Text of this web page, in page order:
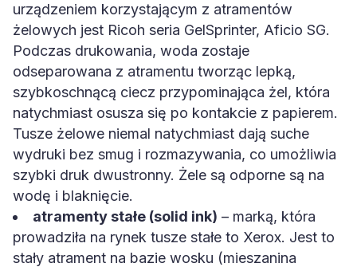
urządzeniem korzystającym z atramentów
żelowych jest Ricoh seria GelSprinter, Aficio SG.
Podczas drukowania, woda zostaje
odseparowana z atramentu tworząc lepką,
szybkoschnącą ciecz przypominająca żel, która
natychmiast osusza się po kontakcie z papierem.
Tusze żelowe niemal natychmiast dają suche
wydruki bez smug i rozmazywania, co umożliwia
szybki druk dwustronny. Żele są odporne są na
wodę i blaknięcie.
atramenty stałe (solid ink) – marką, która
prowadziła na rynek tusze stałe to Xerox. Jest to
stały atrament na bazie wosku (mieszanina